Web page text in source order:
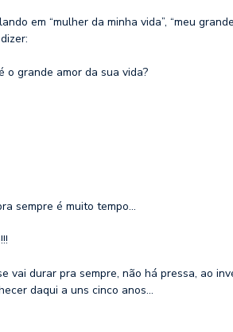
em “mulher da minha vida”, “meu
o grande amor da sua vida?
sempre é muito tempo…
vai durar pra sempre, não há pressa, ao
daqui a uns cinco anos…